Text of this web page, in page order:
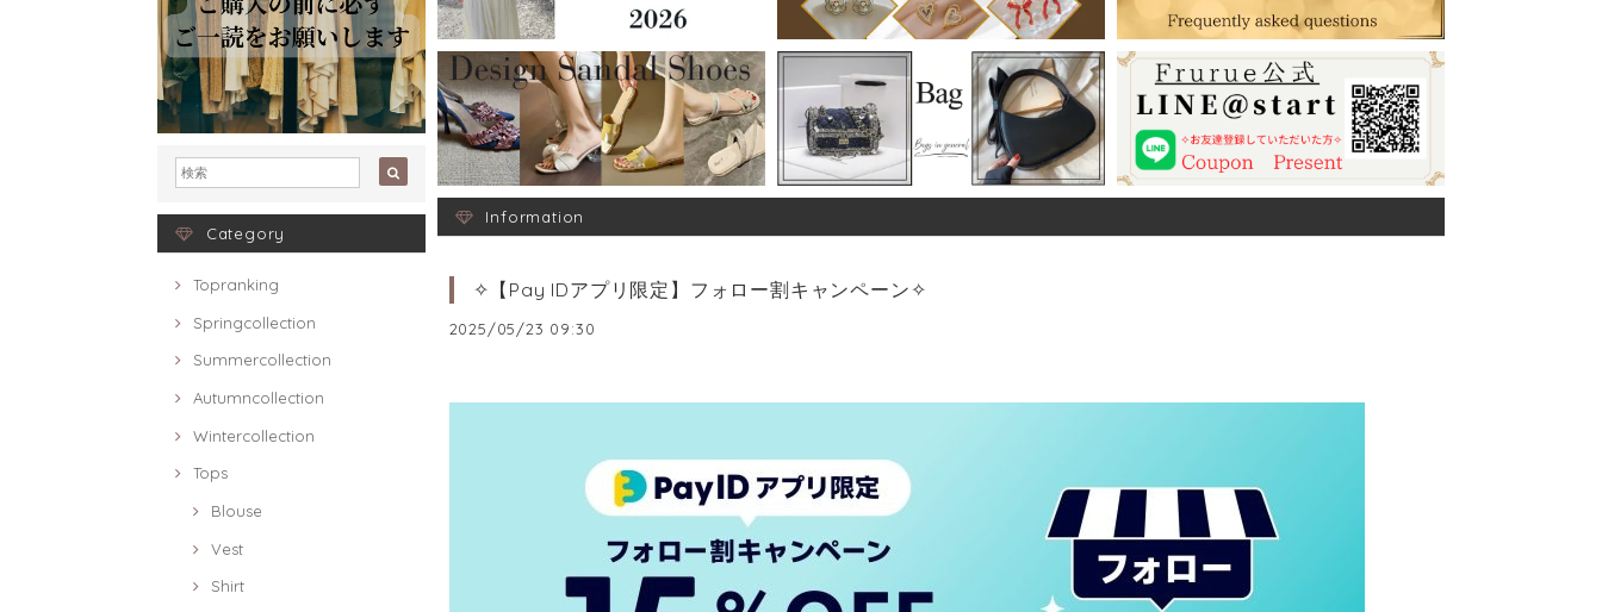
Category
Topranking
Springcollection
Summercollection
Autumncollection
Wintercollection
Tops
Blouse
Vest
Shirt
Information
✧【Pay IDアプリ限定】フォロー割キャンペーン✧
2025/05/23 09:30